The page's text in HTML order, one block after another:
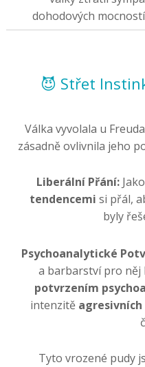
dohodových
😈 Střet
Válka vyvolala u Freuda
zásadně ovlivnila jeho
Liberální Přání: Jako
tendencemi si přál,
byly
Psychoanalytické
a barbarství pro něj
potvrzením
intenzitě
Tyto vrozené pudy